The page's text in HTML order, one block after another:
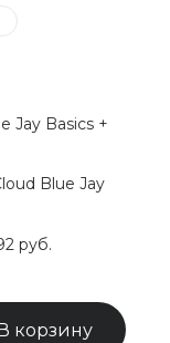
Jay Basics +
Blue Jay
руб.
корзину